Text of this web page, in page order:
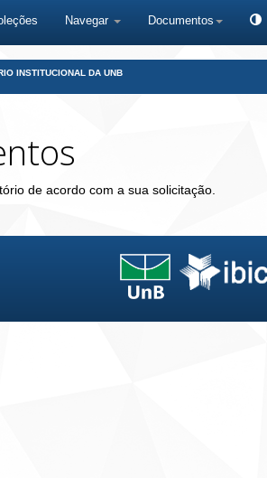
Navegar Documentos
INSTITUCIONAL DA UNB
de acordo com a sua solicitação.